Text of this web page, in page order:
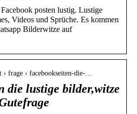
posten lustig. Lustige
Videos und Sprüche. Es kommen
Bilderwitze auf
frage › facebookseiten-die-…
die lustige bilder,witze